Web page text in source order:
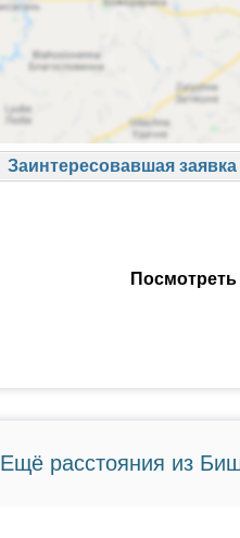
Заинтересовавшая заявка
Ещё расстояния из